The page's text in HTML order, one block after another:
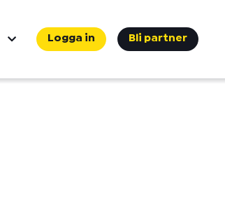
Logga in Bli partner